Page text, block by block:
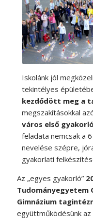
Iskolánk jól
tekintélyes
kezdődött meg a
megszakításokkal
város első
feladata nemcsak a
nevelése szépre,
gyakorlati
Az „egyes gyakorló”
Tudományegyetem
Gimnázium
együttműködésünk